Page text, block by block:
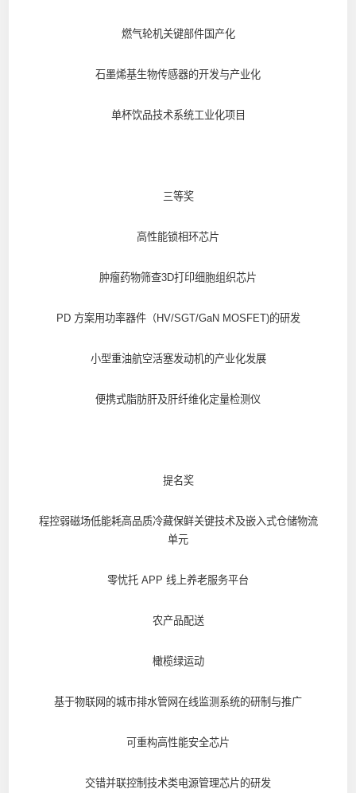
燃气轮机关键部件国产化
石墨烯基生物传感器的开发与产业化
单杯饮品技术系统工业化项目
三等奖
高性能锁相环芯片
肿瘤药物筛查3D打印细胞组织芯片
PD 方案用功率器件（HV/SGT/GaN MOSFET)的研发
小型重油航空活塞发动机的产业化发展
便携式脂肪肝及肝纤维化定量检测仪
提名奖
程控弱磁场低能耗高品质冷藏保鲜关键技术及嵌入式仓储物流
单元
零忧托 APP 线上养老服务平台
农产品配送
橄榄绿运动
基于物联网的城市排水管网在线监测系统的研制与推广
可重构高性能安全芯片
交错并联控制技术类电源管理芯片的研发